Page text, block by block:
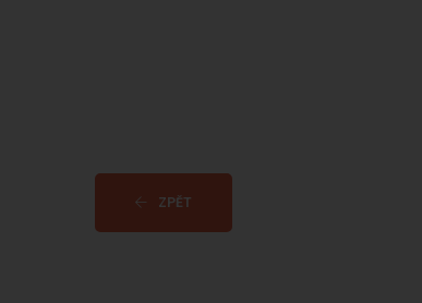
ZPĚT